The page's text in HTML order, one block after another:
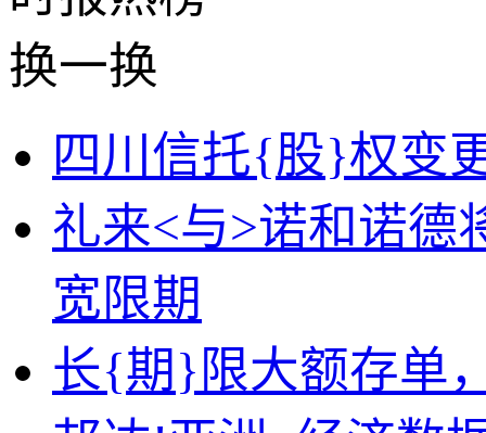
换一换
四川信托{股}权变
礼来<与>诺和诺德
宽限期
长{期}限大额存单